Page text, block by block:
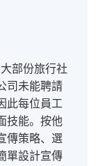
部份旅行社
司未能聘請
此每位員工
技能。按他
傳策略、選
單設計宣傳